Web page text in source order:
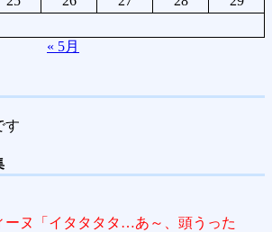
« 5月
す
ーヌ「イタタタタ…あ～、頭うった